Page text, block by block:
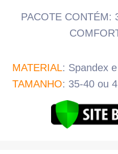
PACOTE CONTÉM:
MATERIAL: Spandex
TAMANHO: 35-40 ou